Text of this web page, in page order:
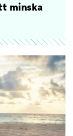
minska